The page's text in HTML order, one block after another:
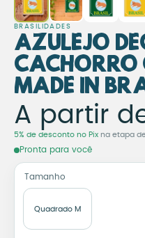
BRASILIDADES
Azulejo
Cachorro
Made in
Azulejo
A partir
5% de desconto no Pix na etapa
Pronta para você
Tamanho
Quadrado M